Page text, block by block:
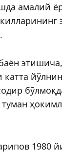
амалий
1980